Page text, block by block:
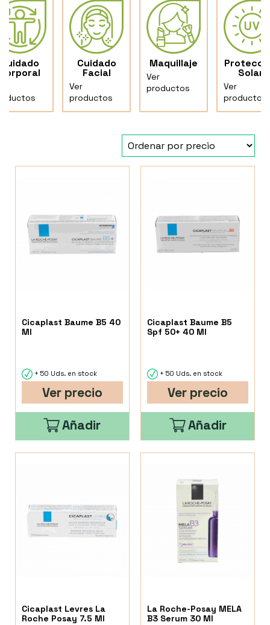
Cuidado Cuidado
Facial
Ver
productos
Maquillaje
Ver
productos
Solar
Ver
productos
Cicaplast Baume B5 40
Ml
+ 50 Uds. en stock
Ver precio
Añadir
Cicaplast Baume B5
Spf 50+ 40 Ml
+ 50 Uds. en stock
Ver precio
Añadir
Cicaplast Levres La
Roche Posay 7.5 Ml
La Roche-Posay MELA
B3 Serum 30 Ml